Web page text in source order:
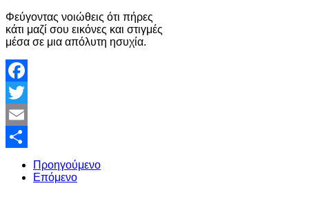
Φεύγοντας νοιώθεις ότι πήρες
κάτι μαζί σου εικόνες και στιγμές
μέσα σε μια απόλυτη ησυχία.
Facebook
Twitter
Email
Share
Προηγούμενο
Επόμενο